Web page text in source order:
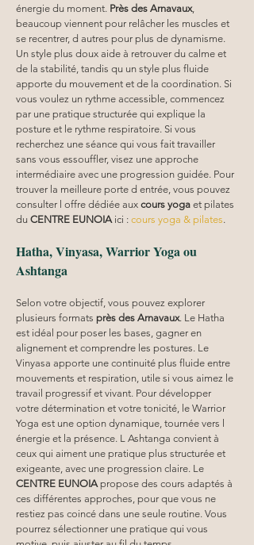
énergie du moment. Près des Arnavaux,
beaucoup viennent pour relâcher les muscles et
se recentrer, d autres pour plus de dynamisme.
Un style plus doux aide à retrouver du calme et
de la stabilité, tandis qu un style plus fluide
apporte du mouvement et de la coordination. Si
vous voulez un rythme accessible, commencez
par une pratique structurée qui explique la
posture et le rythme respiratoire. Si vous
recherchez une séance qui vous fait travailler
sans vous essouffler, visez une approche
intermédiaire avec une progression guidée. Pour
trouver la meilleure porte d entrée, vous pouvez
consulter l offre dédiée aux cours yoga et pilates
du CENTRE EUNOIA ici : cours yoga & pilates.
Hatha, Vinyasa, Warrior Yoga ou
Ashtanga
Selon votre objectif, vous pouvez explorer
plusieurs formats près des Arnavaux. Le Hatha
est idéal pour poser les bases, gagner en
alignement et comprendre les postures. Le
Vinyasa apporte une continuité plus fluide entre
mouvements et respiration, utile si vous aimez le
travail progressif et vivant. Pour développer
votre détermination et votre tonicité, le Warrior
Yoga est une option dynamique, tournée vers l
énergie et la présence. L Ashtanga convient à
ceux qui aiment une pratique plus structurée et
exigeante, avec une progression claire. Le
CENTRE EUNOIA propose des cours adaptés à
ces différentes approches, pour que vous ne
restiez pas coincé dans une seule routine. Vous
pourrez sélectionner une pratique qui vous